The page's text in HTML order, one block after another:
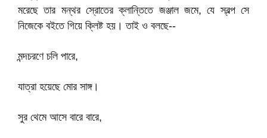
মরেছে তার মন্থর স্রোতের ক্লান্তিতে জঞ্জাল জমে, যে স্বল্প সে
নিজেকে বইতে গিয়ে ক্লিষ্ট হয়। তাই ও বলছে--
মন্দচরণে চলি পারে,
যাত্রা হয়েছে মোর সাঙ্গ।
সুর থেমে আসে বারে বারে,